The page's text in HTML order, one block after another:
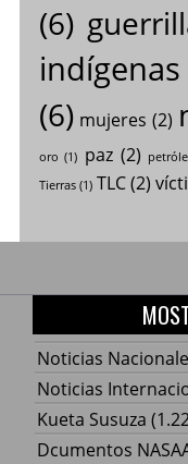
(6)
indígenas
(6) mujeres (2)
oro (1) paz (2)
Tierras(1) TLC(2)
Noticias
Noticias
Kueta Susuza
Dcumentos